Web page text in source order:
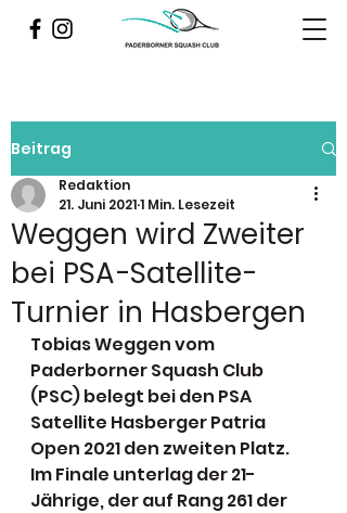
Beitrag
Weggen wird Zweiter
bei PSA-Satellite-
Turnier in Hasbergen
Redaktion
21. Juni 20211 Min. Lesezeit
Tobias Weggen vom
Paderborner Squash Club
(PSC) belegt bei den PSA
Satellite Hasberger Patria
Open 2021 den zweiten Platz.
Im Finale unterlag der 21-
Jährige, der auf Rang 261 der